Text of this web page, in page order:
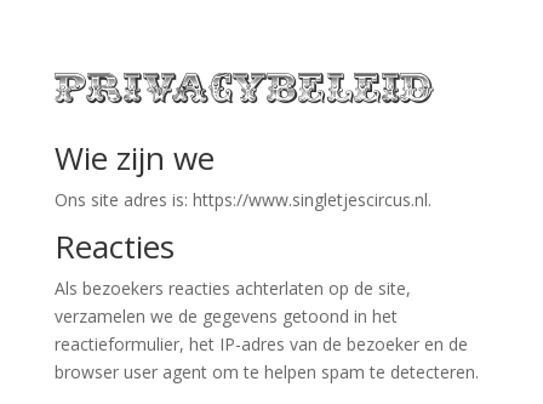
Privacybeleid
Wie zijn we
Ons site adres is: https://www.singletjescircus.nl.
Reacties
Als bezoekers reacties achterlaten op de site,
verzamelen we de gegevens getoond in het
reactieformulier, het IP-adres van de bezoeker en de
browser user agent om te helpen spam te detecteren.